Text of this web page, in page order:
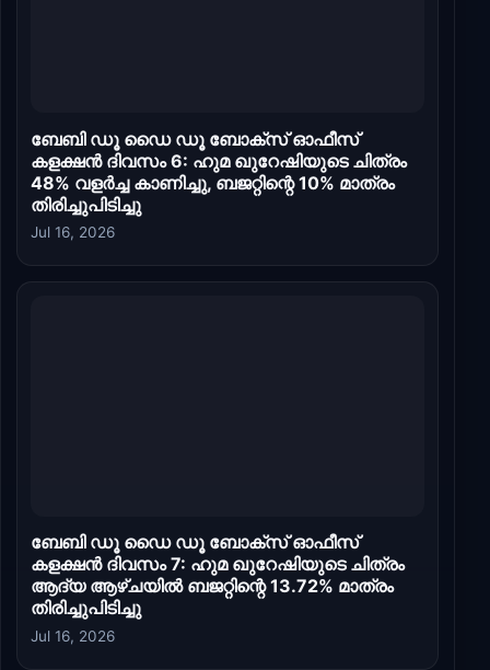
ബേബി ഡൂ ഡൈ ഡൂ ബോക്സ് ഓഫീസ്
കളക്ഷൻ ദിവസം 6: ഹുമ ഖുറേഷിയുടെ ചിത്രം
48% വളർച്ച കാണിച്ചു, ബജറ്റിന്റെ 10% മാത്രം
തിരിച്ചുപിടിച്ചു
Jul 16, 2026
ബേബി ഡൂ ഡൈ ഡൂ ബോക്സ് ഓഫീസ്
കളക്ഷൻ ദിവസം 7: ഹുമ ഖുറേഷിയുടെ ചിത്രം
ആദ്യ ആഴ്ചയിൽ ബജറ്റിന്റെ 13.72% മാത്രം
തിരിച്ചുപിടിച്ചു
Jul 16, 2026